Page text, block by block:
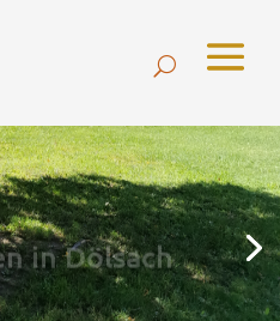
in Dölsach